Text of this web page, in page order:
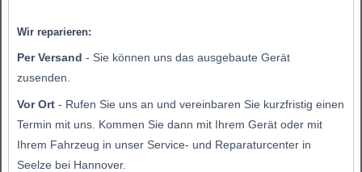
Wir reparieren:
Per Versand - Sie können uns das ausgebaute Gerät
zusenden.
Vor Ort - Rufen Sie uns an und vereinbaren Sie kurzfristig einen
Termin mit uns. Kommen Sie dann mit Ihrem Gerät oder mit
Ihrem Fahrzeug in unser Service- und Reparaturcenter in
Seelze bei Hannover.